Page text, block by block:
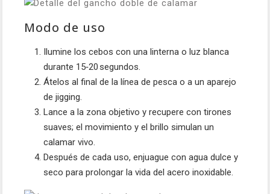
Modo de uso
Ilumine los cebos con una linterna o luz blanca
durante 15‑20 segundos.
Átelos al final de la línea de pesca o a un aparejo
de jigging.
Lance a la zona objetivo y recupere con tirones
suaves; el movimiento y el brillo simulan un
calamar vivo.
Después de cada uso, enjuague con agua dulce y
seco para prolongar la vida del acero inoxidable.